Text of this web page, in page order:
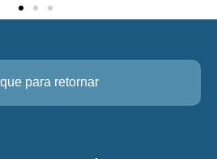
para retornar